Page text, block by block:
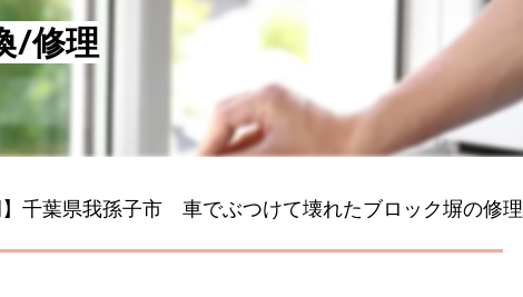
/修理
】千葉県我孫子市 車でぶつけて壊れたブロック塀の修理